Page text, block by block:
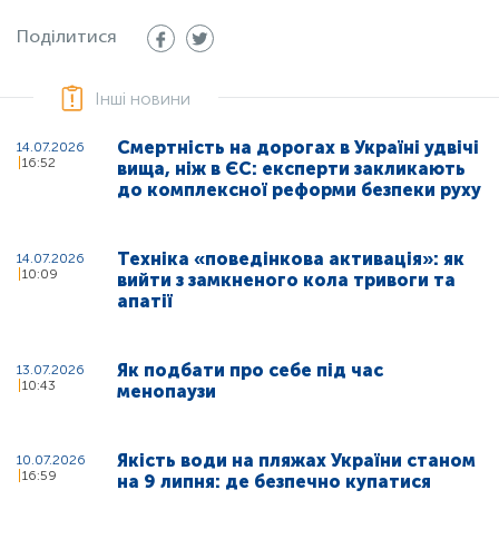
Поділитися
Інші новини
14.07.2026
16:52
Смертність на дорогах в Україні удвічі
вища, ніж в ЄС: експерти закликають
до комплексної реформи безпеки руху
14.07.2026
10:09
Техніка «поведінкова активація»: як
вийти з замкненого кола тривоги та
апатії
13.07.2026
10:43
Як подбати про себе під час
менопаузи
10.07.2026
16:59
Якість води на пляжах України станом
на 9 липня: де безпечно купатися